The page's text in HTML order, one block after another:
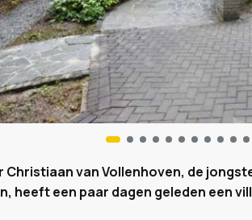
Christiaan van Vollenhoven, de
heeft een paar dagen geleden een